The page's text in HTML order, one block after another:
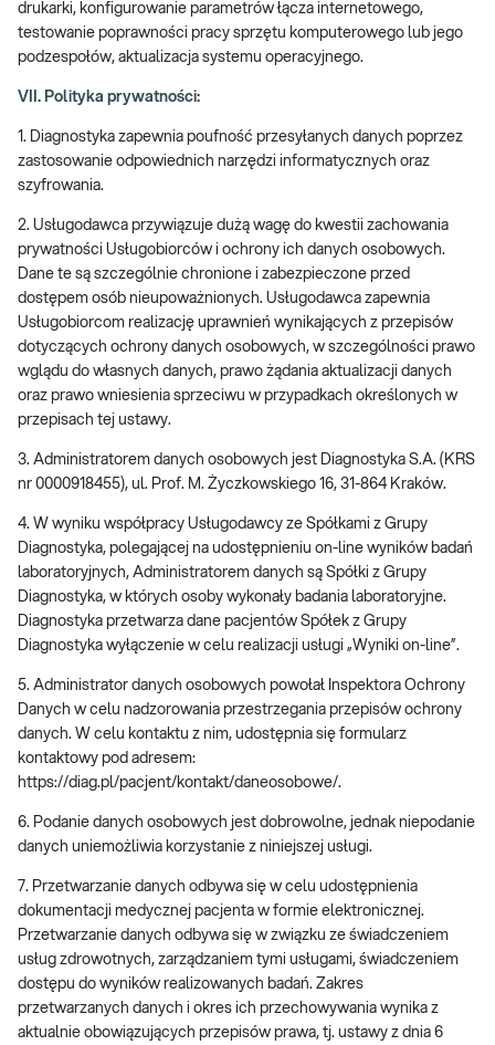
drukarki, konfigurowanie parametrów łącza internetowego,
testowanie poprawności pracy sprzętu komputerowego lub jego
podzespołów, aktualizacja systemu operacyjnego.
VII. Polityka prywatności:
1. Diagnostyka zapewnia poufność przesyłanych danych poprzez
zastosowanie odpowiednich narzędzi informatycznych oraz
szyfrowania.
2. Usługodawca przywiązuje dużą wagę do kwestii zachowania
prywatności Usługobiorców i ochrony ich danych osobowych.
Dane te są szczególnie chronione i zabezpieczone przed
dostępem osób nieupoważnionych. Usługodawca zapewnia
Usługobiorcom realizację uprawnień wynikających z przepisów
dotyczących ochrony danych osobowych, w szczególności prawo
wglądu do własnych danych, prawo żądania aktualizacji danych
oraz prawo wniesienia sprzeciwu w przypadkach określonych w
przepisach tej ustawy.
3. Administratorem danych osobowych jest Diagnostyka S.A. (KRS
nr 0000918455), ul. Prof. M. Życzkowskiego 16, 31-864 Kraków.
4. W wyniku współpracy Usługodawcy ze Spółkami z Grupy
Diagnostyka, polegającej na udostępnieniu on-line wyników badań
laboratoryjnych, Administratorem danych są Spółki z Grupy
Diagnostyka, w których osoby wykonały badania laboratoryjne.
Diagnostyka przetwarza dane pacjentów Spółek z Grupy
Diagnostyka wyłączenie w celu realizacji usługi „Wyniki on-line”.
5. Administrator danych osobowych powołał Inspektora Ochrony
Danych w celu nadzorowania przestrzegania przepisów ochrony
danych. W celu kontaktu z nim, udostępnia się formularz
kontaktowy pod adresem:
https://diag.pl/pacjent/kontakt/daneosobowe/.
6. Podanie danych osobowych jest dobrowolne, jednak niepodanie
danych uniemożliwia korzystanie z niniejszej usługi.
7. Przetwarzanie danych odbywa się w celu udostępnienia
dokumentacji medycznej pacjenta w formie elektronicznej.
Przetwarzanie danych odbywa się w związku ze świadczeniem
usług zdrowotnych, zarządzaniem tymi usługami, świadczeniem
dostępu do wyników realizowanych badań. Zakres
przetwarzanych danych i okres ich przechowywania wynika z
aktualnie obowiązujących przepisów prawa, tj. ustawy z dnia 6